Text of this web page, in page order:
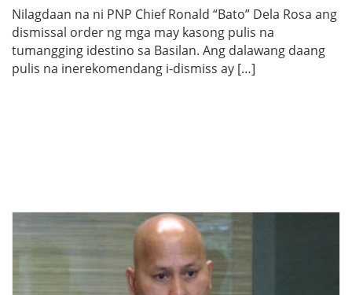
Nilagdaan na ni PNP Chief Ronald “Bato” Dela Rosa ang
dismissal order ng mga may kasong pulis na
tumangging idestino sa Basilan. Ang dalawang daang
pulis na inerekomendang i-dismiss ay […]